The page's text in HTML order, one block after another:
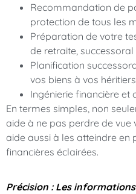
Recommandation de
protection de tous les
Préparation de votre
de retraite, successoral
Planification
vos biens à vos
Ingénierie financière et
En termes simples, non
aide à ne pas perdre de vue
aide aussi à les atteindre en
financières éclairées.
Précision : Les